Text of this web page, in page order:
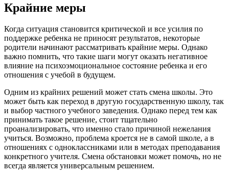
Крайние меры
Когда ситуация становится критической и все усилия по
поддержке ребенка не приносят результатов, некоторые
родители начинают рассматривать крайние меры. Однако
важно помнить, что такие шаги могут оказать негативное
влияние на психоэмоциональное состояние ребенка и его
отношения с учебой в будущем.
Одним из крайних решений может стать смена школы. Это
может быть как переход в другую государственную школу, так
и выбор частного учебного заведения. Однако перед тем как
принимать такое решение, стоит тщательно
проанализировать, что именно стало причиной нежелания
учиться. Возможно, проблема кроется не в самой школе, а в
отношениях с одноклассниками или в методах преподавания
конкретного учителя. Смена обстановки может помочь, но не
всегда является универсальным решением.